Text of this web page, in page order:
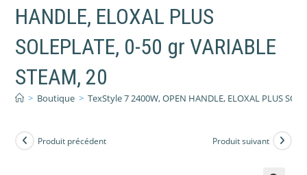
HANDLE, ELOXAL PLUS
SOLEPLATE, 0-50 gr VARIABLE
STEAM, 20
> Boutique > TexStyle 7 2400W, OPEN HANDLE, ELOXAL PLUS
Produit précédent Produit suivant